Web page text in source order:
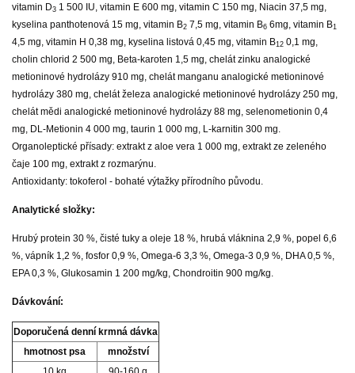
vitamin D3 1 500 IU, vitamin E 600 mg, vitamin C 150 mg, Niacin 37,5 mg,
kyselina panthotenová 15 mg, vitamin B2 7,5 mg, vitamin B6 6mg, vitamin B1
4,5 mg, vitamin H 0,38 mg, kyselina listová 0,45 mg, vitamin B12 0,1 mg,
cholin chlorid 2 500 mg, Beta-karoten 1,5 mg, chelát zinku analogické
metioninové hydrolázy 910 mg, chelát manganu analogické metioninové
hydrolázy 380 mg, chelát železa analogické metioninové hydrolázy 250 mg,
chelát mědi analogické metioninové hydrolázy 88 mg, selenometionin 0,4
mg, DL-Metionin 4 000 mg, taurin 1 000 mg, L-karnitin 300 mg.
Organoleptické přísady: extrakt z aloe vera 1 000 mg, extrakt ze zeleného
čaje 100 mg, extrakt z rozmarýnu.
Antioxidanty: tokoferol - bohaté výtažky přírodního původu.
Analytické složky:
Hrubý protein 30 %, čisté tuky a oleje 18 %, hrubá vláknina 2,9 %, popel 6,6
%, vápník 1,2 %, fosfor 0,9 %, Omega-6 3,3 %, Omega-3 0,9 %, DHA 0,5 %,
EPA 0,3 %, Glukosamin 1 200 mg/kg, Chondroitin 900 mg/kg.
Dávkování:
Doporučená denní krmná dávka
hmotnost psa
množství